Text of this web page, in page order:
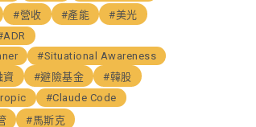
#營收 #產能
#美光
#Situational Awareness
資 #避險基金
#韓股
#Claude Code
#馬斯克